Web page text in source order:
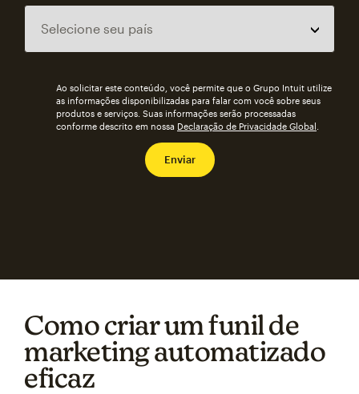
Ao solicitar este conteúdo, você permite que o Grupo Intuit utilize
as informações disponibilizadas para falar com você sobre seus
produtos e serviços. Suas informações serão processadas
conforme descrito em nossa Declaração de Privacidade Global
Como criar um funil de
marketing automatizado
eficaz